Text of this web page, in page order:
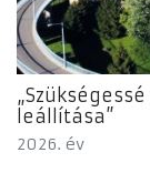
leállítása”
2026. év